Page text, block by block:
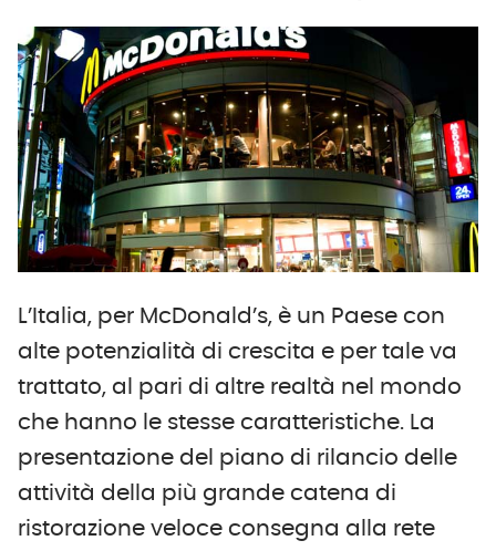
L’Italia, per McDonald’s, è un Paese con
alte potenzialità di crescita e per tale va
trattato, al pari di altre realtà nel mondo
che hanno le stesse caratteristiche. La
presentazione del piano di rilancio delle
attività della più grande catena di
ristorazione veloce consegna alla rete